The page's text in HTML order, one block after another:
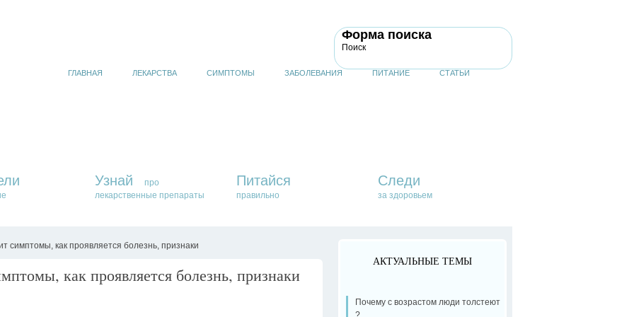
Форма поиска
Поиск
ГЛАВНАЯ ЛЕКАРСТВА СИМПТОМЫ ЗАБОЛЕВАНИЯ ПИТАНИЕ СТАТЬИ
Узнай
про
лекарственные препараты
Питайся
правильно
Следи
за здоровьем
симптомы, как проявляется болезнь, признаки
как проявляется болезнь, признаки
АКТУАЛЬНЫЕ ТЕМЫ
Почему с возрастом люди толстеют
?